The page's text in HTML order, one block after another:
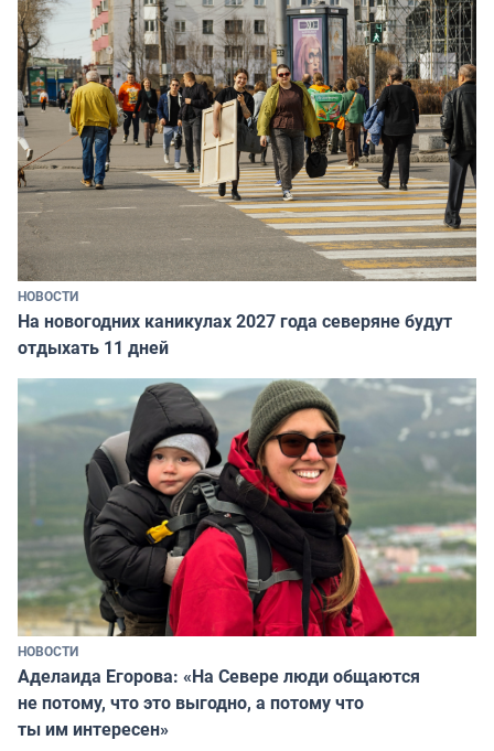
НОВОСТИ
На новогодних каникулах 2027 года северяне будут
отдыхать 11 дней
НОВОСТИ
Аделаида Егорова: «На Севере люди общаются
не потому, что это выгодно, а потому что
ты им интересен»